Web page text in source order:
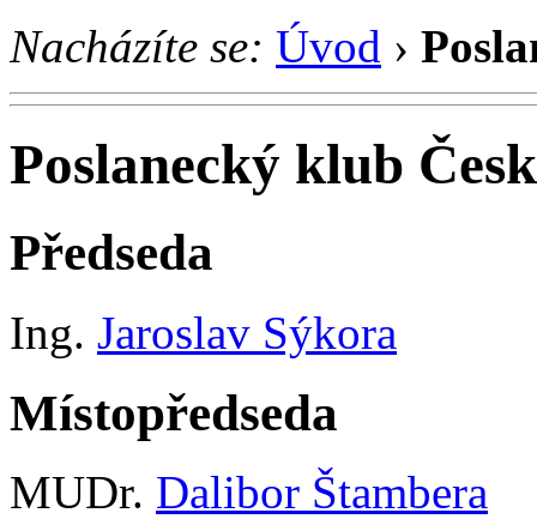
Nacházíte se: Úvod ›
Poslanecký klub
Předseda
Ing. Jaroslav Sýkora
Místopředseda
MUDr. Dalibor Štambera